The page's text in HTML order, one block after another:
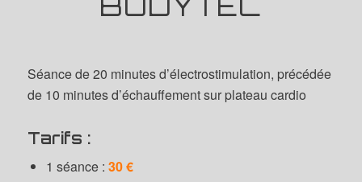
Séance de 20 minutes d’électrostimulation, précédée
de 10 minutes d’échauffement sur plateau cardio
Tarifs :
1 séance : 30 €